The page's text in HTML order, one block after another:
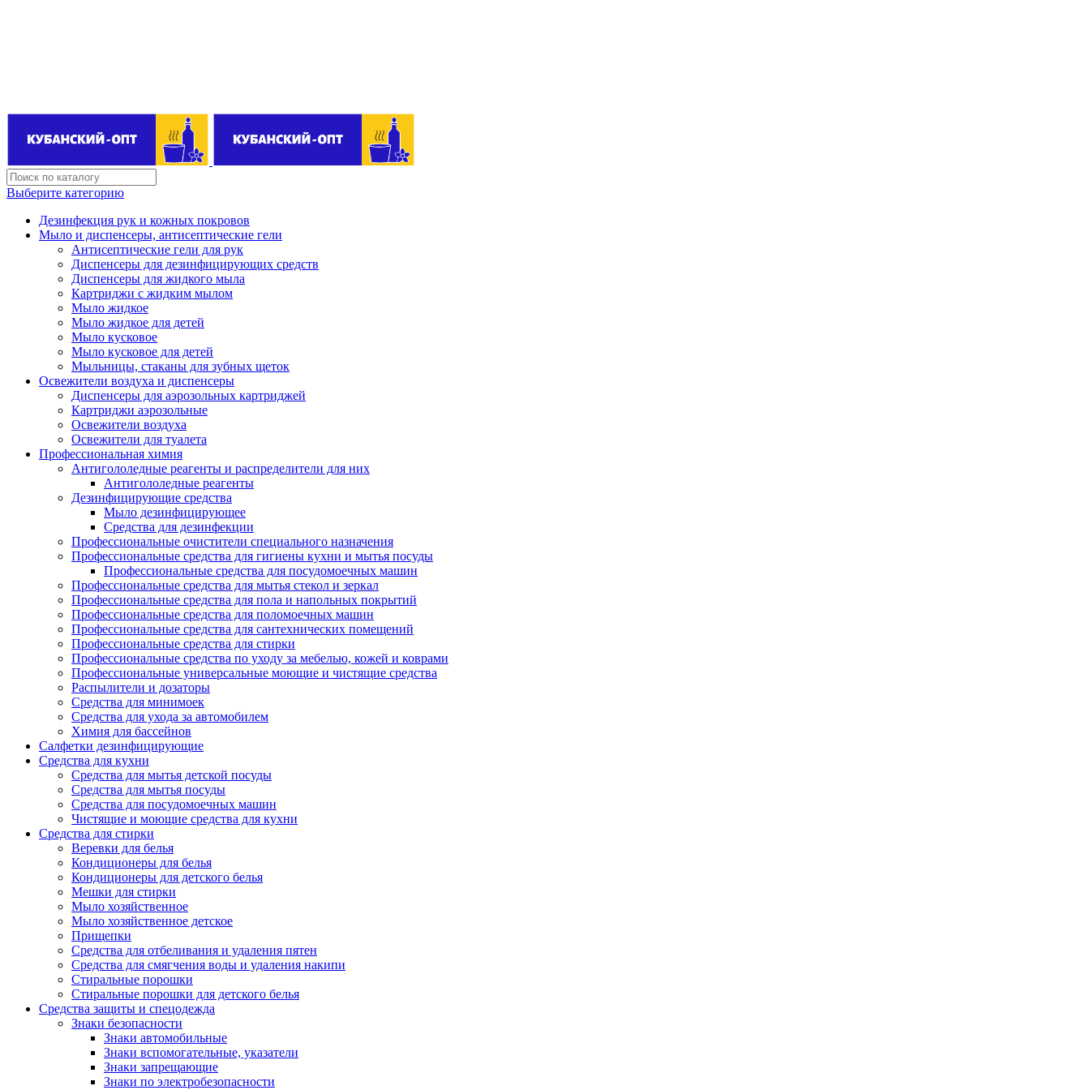
Выберите категорию
Дезинфекция рук и кожных покровов
Мыло и диспенсеры, антисептические гели
Антисептические гели для рук
Диспенсеры для дезинфицирующих средств
Диспенсеры для жидкого мыла
Картриджи с жидким мылом
Мыло жидкое
Мыло жидкое для детей
Мыло кусковое
Мыло кусковое для детей
Мыльницы, стаканы для зубных щеток
Освежители воздуха и диспенсеры
Диспенсеры для аэрозольных картриджей
Картриджи аэрозольные
Освежители воздуха
Освежители для туалета
Профессиональная химия
Антигололедные реагенты и распределители для них
Антигололедные реагенты
Дезинфицирующие средства
Мыло дезинфицирующее
Средства для дезинфекции
Профессиональные очистители специального назначения
Профессиональные средства для гигиены кухни и мытья посуды
Профессиональные средства для посудомоечных машин
Профессиональные средства для мытья стекол и зеркал
Профессиональные средства для пола и напольных покрытий
Профессиональные средства для поломоечных машин
Профессиональные средства для сантехнических помещений
Профессиональные средства для стирки
Профессиональные средства по уходу за мебелью, кожей и коврами
Профессиональные универсальные моющие и чистящие средства
Распылители и дозаторы
Средства для минимоек
Средства для ухода за автомобилем
Химия для бассейнов
Салфетки дезинфицирующие
Средства для кухни
Средства для мытья детской посуды
Средства для мытья посуды
Средства для посудомоечных машин
Чистящие и моющие средства для кухни
Средства для стирки
Веревки для белья
Кондиционеры для белья
Кондиционеры для детского белья
Мешки для стирки
Мыло хозяйственное
Мыло хозяйственное детское
Прищепки
Средства для отбеливания и удаления пятен
Средства для смягчения воды и удаления накипи
Стиральные порошки
Стиральные порошки для детского белья
Средства защиты и спецодежда
Знаки безопасности
Знаки автомобильные
Знаки вспомогательные, указатели
Знаки запрещающие
Знаки по электробезопасности